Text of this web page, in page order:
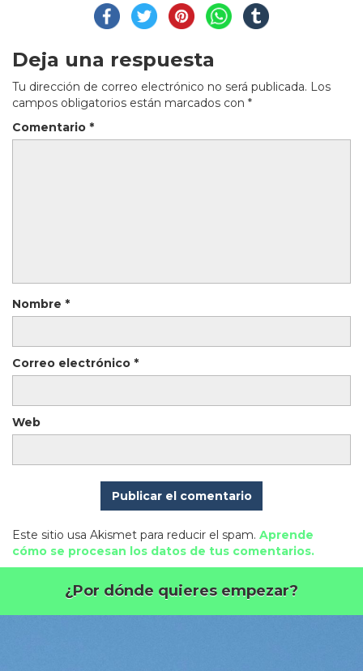
Deja una respuesta
Tu dirección de correo electrónico no será publicada. Los
campos obligatorios están marcados con *
Comentario *
Nombre *
Correo electrónico *
Web
Este sitio usa Akismet para reducir el spam. Aprende
cómo se procesan los datos de tus comentarios.
¿Por dónde quieres empezar?